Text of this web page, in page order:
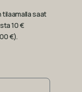
saat
10 €
€).